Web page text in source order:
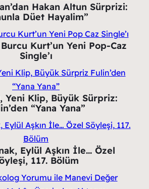
Hakan Altun Sürprizi:
Düet Hayalim”
Kurt’un Yeni Pop-Caz
Single’ı
Yeni Klip, Büyük Sürpriz:
“Yana Yana”
Eylül Aşkın İle… Özel
117. Bölüm